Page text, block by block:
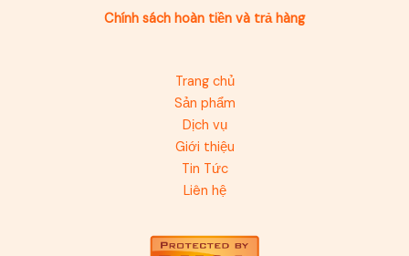
Chính sách hoàn tiền và trả hàng
Trang chủ
Sản phẩm
Dịch vụ
Giới thiệu
Tin Tức
Liên hệ